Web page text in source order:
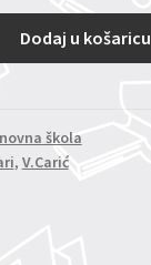
Dodaj u košaricu
škola
, V.Carić